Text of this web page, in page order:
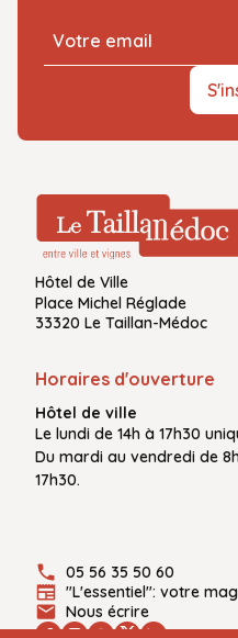
Hôtel de Ville
Place Michel Réglade
33320 Le Taillan-Médoc
Horaires d'ouverture
Hôtel de ville
Le lundi de 14h à 17h30
Du mardi au vendredi de
17h30.
05 56 35 50 60
"L'essentiel": votre
Nous écrire